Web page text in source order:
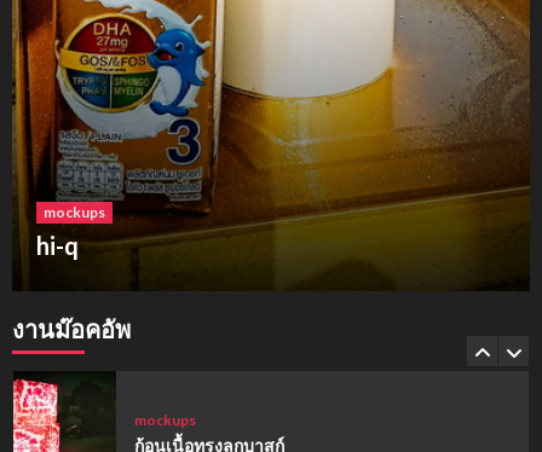
โฟม
ฮาร์เบอร์แลนด์ ขอนแก่น
งานม๊อคอัพ
4
mockups
ม็อคอัพขวด bsab
mockups
ม็อคอัพน้ำมันวังว่าน
1
mockups
ก้อนเนื้อทรงลูกบาสก์